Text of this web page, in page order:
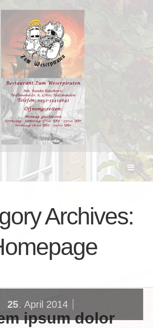
Archives:
ipsum dolor
25 . April 2014